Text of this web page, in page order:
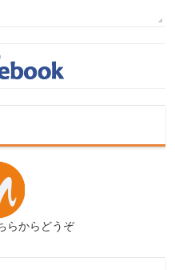
らからどうぞ